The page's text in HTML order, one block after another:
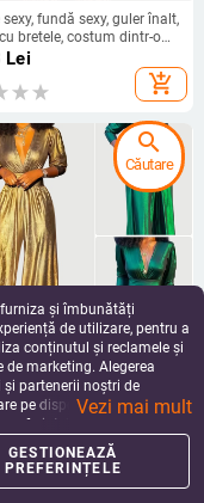
sexy, fundă sexy, guler înalt,
bretele, costum dintr-o
de plasă
cu gol pe spate
Lei
add_shopping_cart
pentru femei cu decolteu
lungi, imprimeu cu folie
pentru strângerea
înaltă, stil urban, toamnă
Lei
add_shopping_cart
și îmbunătăți
de utilizare, pentru a
conținutul și reclamele și
marketing. Alegerea
și partenerii noștri de
pe dispozitivul dvs. în
în orice moment
multe informații, vă
.
Vezi mai mult
GESTIONEAZĂ
PREFERINȚELE
search
Căutare